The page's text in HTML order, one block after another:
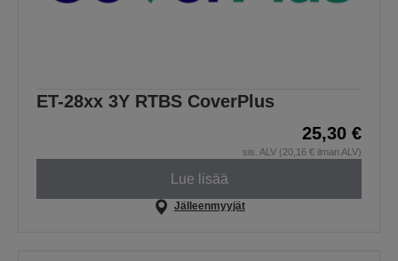
ET-28xx 3Y RTBS CoverPlus
25,30 €
sis. ALV (20,16 € ilman ALV)
Lue lisää
Jälleenmyyjät